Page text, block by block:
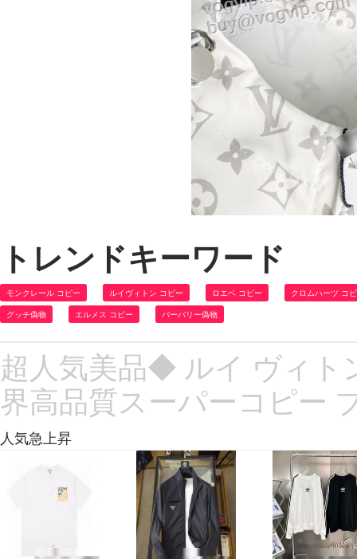
トレンドキーワード
モンクレール コピー ルイヴィトン コピー ロエベ コピー クロムハーツ コ
グッチ偽物 エルメス コピー バーバリー偽物
超人気美品◆ ルイ ヴィト
界高品質スーパーコピー
人気急上昇